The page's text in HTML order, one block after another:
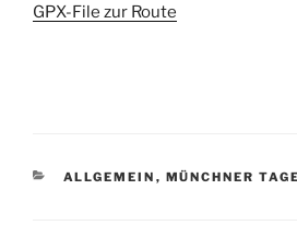
GPX-File zur Route
KATEGORIEN
ALLGEMEIN , MÜNCHNER